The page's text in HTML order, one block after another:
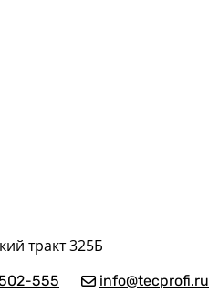
тракт 325Б
555 info@tecprofi.ru